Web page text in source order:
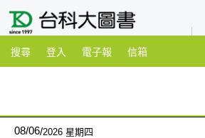
搜尋 登入 電子報 信箱
08/06 2026 星期四